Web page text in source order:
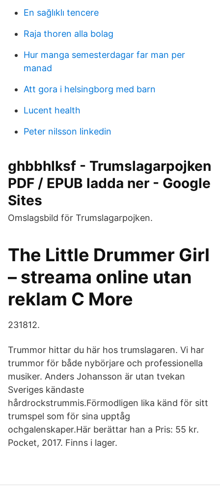
En sağlıklı tencere
Raja thoren alla bolag
Hur manga semesterdagar far man per
manad
Att gora i helsingborg med barn
Lucent health
Peter nilsson linkedin
ghbbhlksf - Trumslagarpojken
PDF / EPUB ladda ner - Google
Sites
Omslagsbild för Trumslagarpojken.
The Little Drummer Girl
– streama online utan
reklam C More
231812.
Trummor hittar du här hos trumslagaren. Vi har
trummor för både nybörjare och professionella
musiker. Anders Johansson är utan tvekan
Sveriges kändaste
hårdrockstrummis.Förmodligen lika känd för sitt
trumspel som för sina upptåg
ochgalenskaper.Här berättar han a Pris: 55 kr.
Pocket, 2017. Finns i lager.